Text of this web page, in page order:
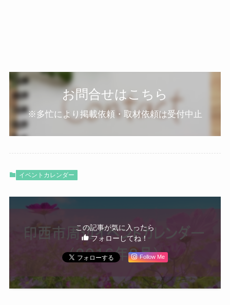
お問合せはこちら
※多忙により掲載依頼・取材依頼は受付中止
イベントカレンダー
この記事が気に入ったら
フォローしてね！
Follow Me